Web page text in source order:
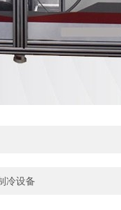
冷设备